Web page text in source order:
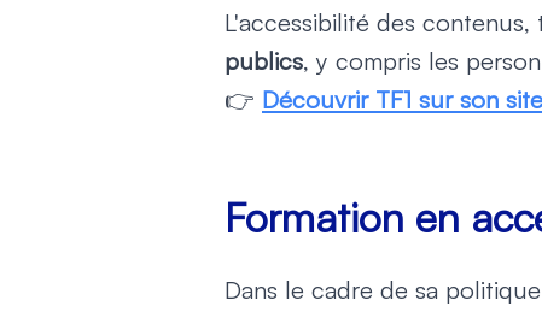
L'accessibilité des
publics, y compris les
👉 Découvrir TF1 sur son
Formation en
Dans le cadre de sa politique